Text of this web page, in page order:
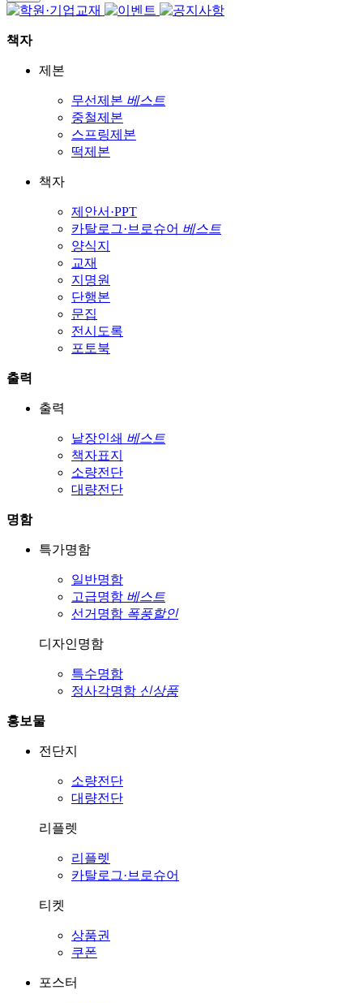
책자
제본
무선제본 베스트
중철제본
스프링제본
떡제본
책자
제안서·PPT
카탈로그·브로슈어 베스트
양식지
교재
지명원
단행본
문집
전시도록
포토북
출력
출력
낱장인쇄 베스트
책자표지
소량전단
대량전단
명함
특가명함
일반명함
고급명함 베스트
선거명함 폭풍할인
디자인명함
특수명함
정사각명함 신상품
홍보물
전단지
소량전단
대량전단
리플렛
리플렛
카탈로그·브로슈어
티켓
상품권
쿠폰
포스터